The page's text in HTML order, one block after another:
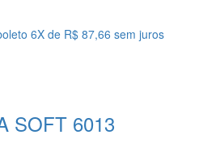
6X de R$ 87,66 sem juros
SOFT 6013